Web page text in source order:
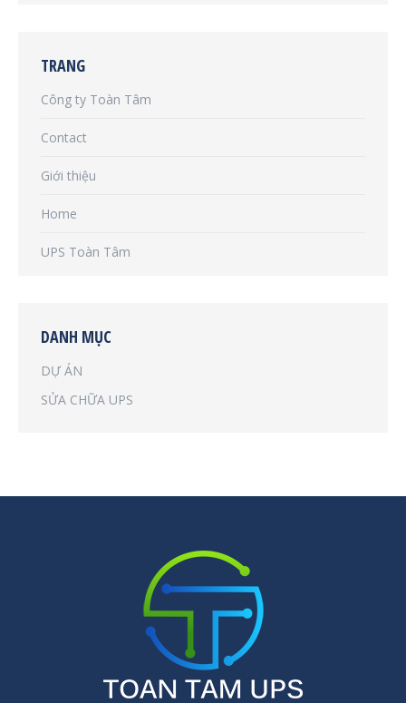
TRANG
Công ty Toàn Tâm
Contact
Giới thiệu
Home
UPS Toàn Tâm
DANH MỤC
DỰ ÁN
SỬA CHỮA UPS